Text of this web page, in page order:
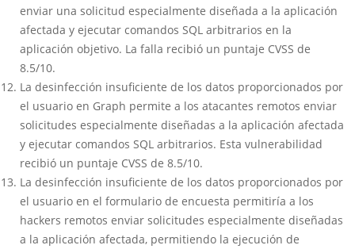
enviar una solicitud especialmente diseñada a la aplicación
afectada y ejecutar comandos SQL arbitrarios en la
aplicación objetivo. La falla recibió un puntaje CVSS de
8.5/10.
La desinfección insuficiente de los datos proporcionados por
el usuario en Graph permite a los atacantes remotos enviar
solicitudes especialmente diseñadas a la aplicación afectada
y ejecutar comandos SQL arbitrarios. Esta vulnerabilidad
recibió un puntaje CVSS de 8.5/10.
La desinfección insuficiente de los datos proporcionados por
el usuario en el formulario de encuesta permitiría a los
hackers remotos enviar solicitudes especialmente diseñadas
a la aplicación afectada, permitiendo la ejecución de